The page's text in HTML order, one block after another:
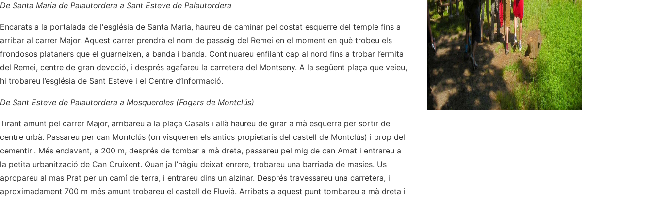
De Santa Maria de Palautordera a Sant Esteve de Palautordera
Encarats a la portalada de l'església de Santa Maria, haureu de caminar pel costat esquerre del temple fins a
arribar al carrer Major. Aquest carrer prendrà el nom de passeig del Remei en el moment en què trobeu els
frondosos plataners que el guarneixen, a banda i banda. Continuareu enfilant cap al nord fins a trobar l’ermita
del Remei, centre de gran devoció, i després agafareu la carretera del Montseny. A la següent plaça que veieu,
hi trobareu l’església de Sant Esteve i el Centre d’Informació.
De Sant Esteve de Palautordera a Mosqueroles (Fogars de Montclús)
Tirant amunt pel carrer Major, arribareu a la plaça Casals i allà haureu de girar a mà esquerra per sortir del
centre urbà. Passareu per can Montclús (on visqueren els antics propietaris del castell de Montclús) i prop del
cementiri. Més endavant, a 200 m, després de tombar a mà dreta, passareu pel mig de can Amat i entrareu a
la petita urbanització de Can Cruixent. Quan ja l’hàgiu deixat enrere, trobareu una barriada de masies. Us
apropareu al mas Prat per un camí de terra, i entrareu dins un alzinar. Després travessareu una carretera, i
aproximadament 700 m més amunt trobareu el castell de Fluvià. Arribats a aquest punt tombareu a mà dreta i